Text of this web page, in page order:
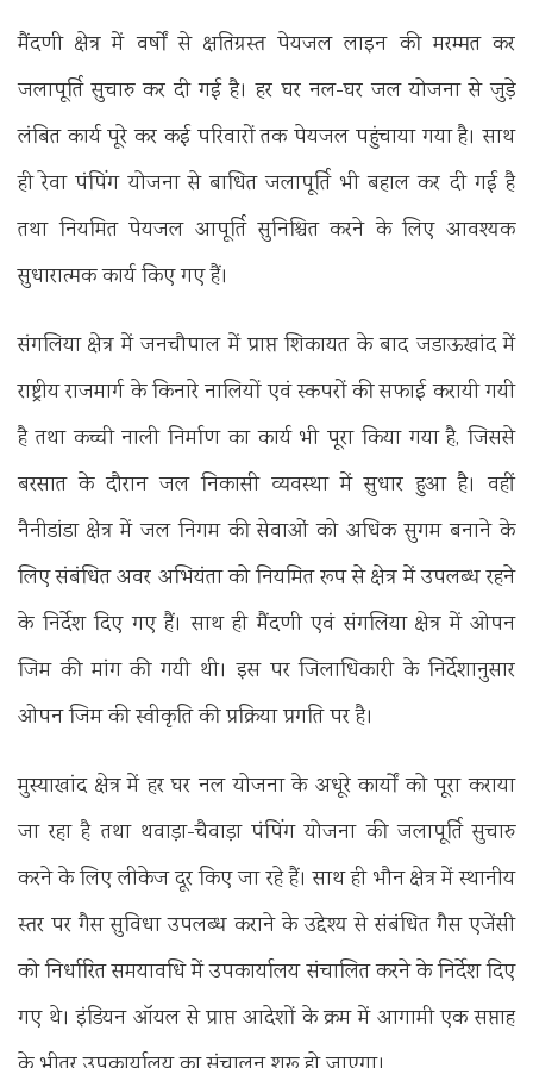
मैंदणी क्षेत्र में वर्षों से क्षतिग्रस्त पेयजल लाइन की मरम्मत कर
जलापूर्ति सुचारु कर दी गई है। हर घर नल-घर जल योजना से जुड़े
लंबित कार्य पूरे कर कई परिवारों तक पेयजल पहुंचाया गया है। साथ
ही रेवा पंपिंग योजना से बाधित जलापूर्ति भी बहाल कर दी गई है
तथा नियमित पेयजल आपूर्ति सुनिश्चित करने के लिए आवश्यक
सुधारात्मक कार्य किए गए हैं।
संगलिया क्षेत्र में जनचौपाल में प्राप्त शिकायत के बाद जडाऊखांद में
राष्ट्रीय राजमार्ग के किनारे नालियों एवं स्कपरों की सफाई करायी गयी
है तथा कच्ची नाली निर्माण का कार्य भी पूरा किया गया है, जिससे
बरसात के दौरान जल निकासी व्यवस्था में सुधार हुआ है। वहीं
नैनीडांडा क्षेत्र में जल निगम की सेवाओं को अधिक सुगम बनाने के
लिए संबंधित अवर अभियंता को नियमित रूप से क्षेत्र में उपलब्ध रहने
के निर्देश दिए गए हैं। साथ ही मैंदणी एवं संगलिया क्षेत्र में ओपन
जिम की मांग की गयी थी। इस पर जिलाधिकारी के निर्देशानुसार
ओपन जिम की स्वीकृति की प्रक्रिया प्रगति पर है।
मुस्याखांद क्षेत्र में हर घर नल योजना के अधूरे कार्यों को पूरा कराया
जा रहा है तथा थवाड़ा-चैवाड़ा पंपिंग योजना की जलापूर्ति सुचारु
करने के लिए लीकेज दूर किए जा रहे हैं। साथ ही भौन क्षेत्र में स्थानीय
स्तर पर गैस सुविधा उपलब्ध कराने के उद्देश्य से संबंधित गैस एजेंसी
को निर्धारित समयावधि में उपकार्यालय संचालित करने के निर्देश दिए
गए थे। इंडियन ऑयल से प्राप्त आदेशों के क्रम में आगामी एक सप्ताह